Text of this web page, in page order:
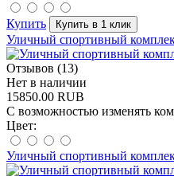
Купить
Уличный спортивный
Отзывов (13)
Нет в наличии
15850.00 RUB
С возможностью изменять
Цвет:
Уличный спортивный